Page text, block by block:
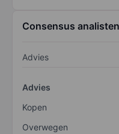
Consensus analisten
Advies
Advies
Kopen
Overwegen